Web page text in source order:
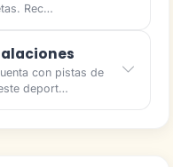
Rec…
con pistas de
deport…